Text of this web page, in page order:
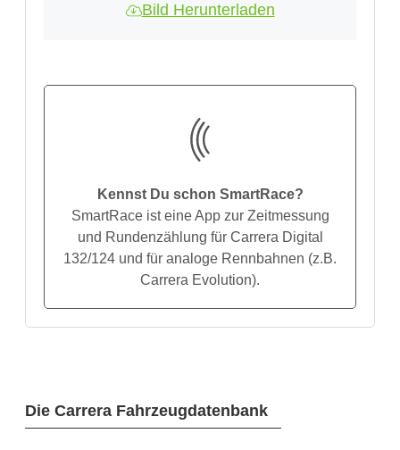
Die Carrera Fahrzeugdatenbank
Bild Herunterladen
Kennst Du schon SmartRace?
SmartRace ist eine App zur Zeitmessung
und Rundenzählung für Carrera Digital
132/124 und für analoge Rennbahnen (z.B.
Carrera Evolution).